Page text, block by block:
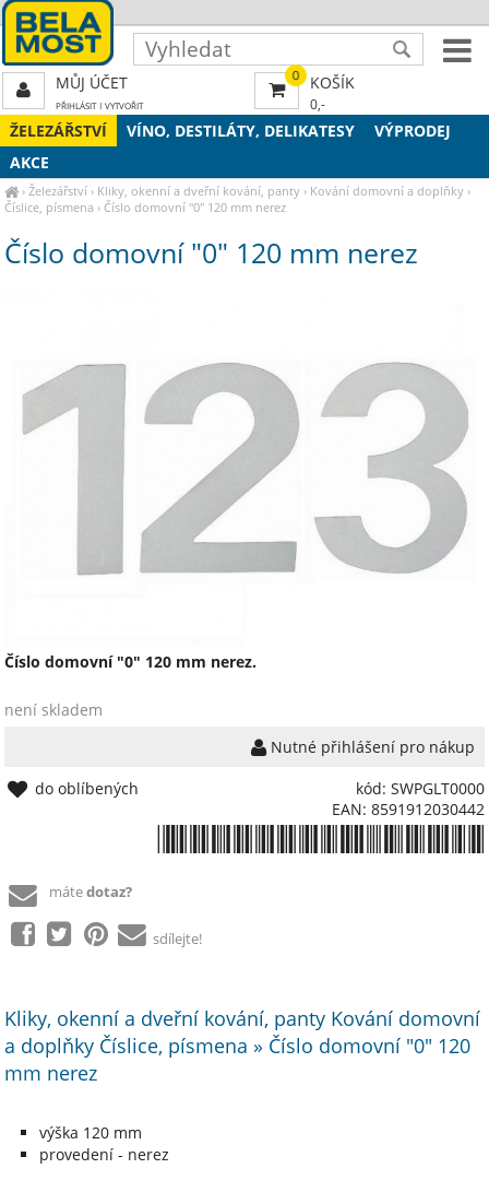
ŽELEZÁŘSTVÍ VÍNO, DESTILÁTY, DELIKATESY
VÝPRODEJ
AKCE
›Železářství › Kliky, okenní a dveřní kování, panty › Kování domovní a doplňky ›
Číslice, písmena ›Číslo domovní "0" 120 mm nerez
Číslo domovní "0" 120 mm nerez
Číslo domovní "0" 120 mm nerez.
není skladem
Nutné přihlášení pro nákup
kód: SWPGLT0000
EAN: 8591912030442
do oblíbených
mátedotaz?
sdílejte!
Kliky, okenní a dveřní kování, panty Kování domovní
a doplňky Číslice, písmena » Číslo domovní "0" 120
mm nerez
výška 120 mm
provedení - nerez
0 KOŠÍK
0,-
MŮJ ÚČET
PŘIHLÁSIT| VYTVOŘIT